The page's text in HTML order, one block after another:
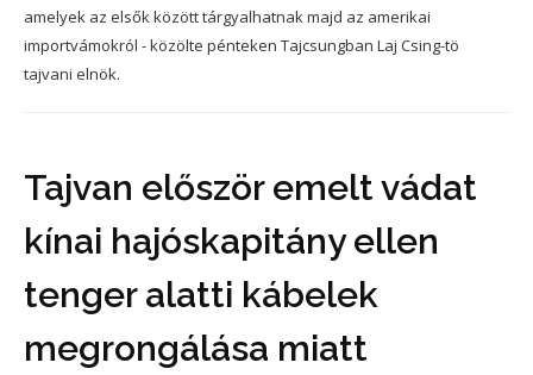
amelyek az elsők között tárgyalhatnak majd az amerikai
importvámokról - közölte pénteken Tajcsungban Laj Csing-tö
tajvani elnök.
Tajvan először emelt vádat
kínai hajóskapitány ellen
tenger alatti kábelek
megrongálása miatt